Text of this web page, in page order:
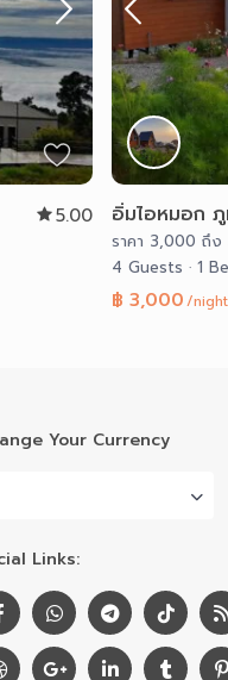
5.00 อิ่มไอหมอก ภู
ราคา 3,000 ถึ
4 Guests · 1
฿ 3,000/night
Your Currency
Links: